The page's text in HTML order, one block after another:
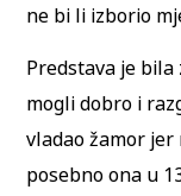
ne bi li izborio
Predstava je bila
mogli dobro i
vladao žamor jer
posebno ona u